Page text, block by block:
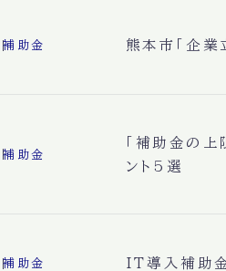
補助金 熊本市「企業
補助金
「補助金の
ント5選
補助金 IT導入補助